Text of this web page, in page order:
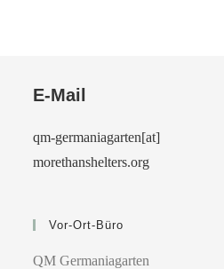
E-Mail
qm-germaniagarten[at]
morethanshelters.org
Vor-Ort-Büro
QM Germaniagarten